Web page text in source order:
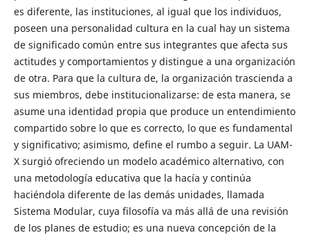
es diferente, las instituciones, al igual que los individuos,
poseen una personalidad cultura en la cual hay un sistema
de significado común entre sus integrantes que afecta sus
actitudes y comportamientos y distingue a una organización
de otra. Para que la cultura de, la organización trascienda a
sus miembros, debe institucionalizarse: de esta manera, se
asume una identidad propia que produce un entendimiento
compartido sobre lo que es correcto, lo que es fundamental
y significativo; asimismo, define el rumbo a seguir. La UAM-
X surgió ofreciendo un modelo académico alternativo, con
una metodología educativa que la hacía y continúa
haciéndola diferente de las demás unidades, llamada
Sistema Modular, cuya filosofía va más allá de una revisión
de los planes de estudio; es una nueva concepción de la